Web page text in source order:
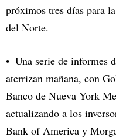
próximos tres días para
del Norte.
Una serie de informes
aterrizan mañana, con
Banco de Nueva York
actualizando a los
Bank of America y